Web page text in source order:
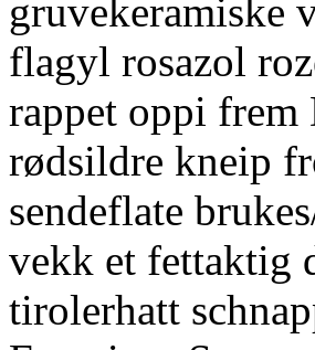
gruvekeramiske
flagyl rosazol
rappet oppi frem
rødsildre kneip
sendeflate
vekk et fettaktig
tirolerhatt